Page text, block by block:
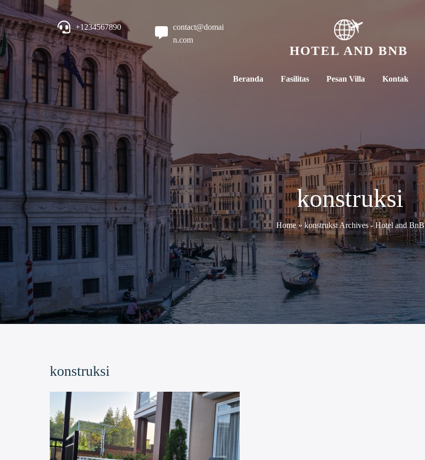
+1234567890
contact@domai
n.com
HOTEL AND BNB
Beranda Fasilitas Pesan Villa Kontak
konstruksi
Home»konstruksi Archives - Hotel and BnB
konstruksi